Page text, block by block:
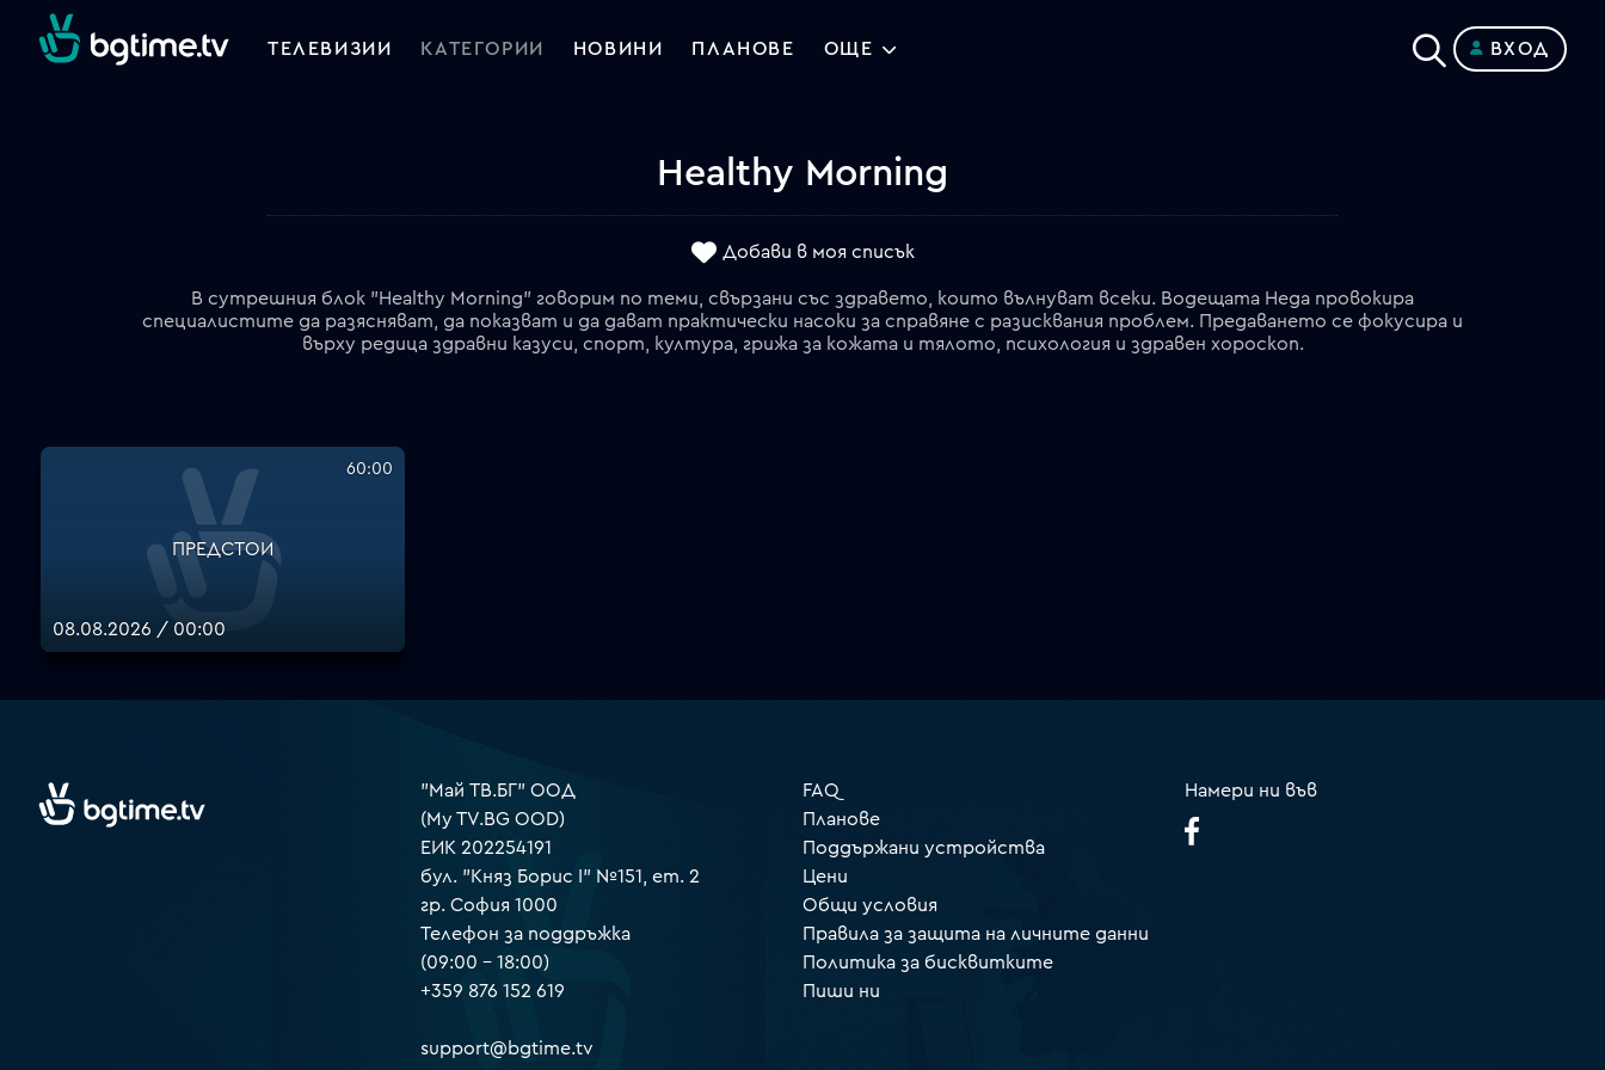
ТЕЛЕВИЗИИ КАТЕГОРИИ НОВИНИ ПЛАНОВЕ ОЩЕ ВХОД
Healthy Morning
Добави в моя списък
В сутрешния блок "Healthy Morning" говорим по теми, свързани със здравето, които вълнуват всеки. Водещата Неда провокира
специалистите да разясняват, да показват и да дават практически насоки за справяне с разисквания проблем. Предаването се фокусира и
върху редица здравни казуси, спорт, култура, грижа за кожата и тялото, психология и здравен хороскоп.
ПРЕДСТОИ
60:00
08.08.2026 / 00:00
"Май ТВ.БГ" ООД
(My TV.BG OOD)
ЕИК 202254191
бул. "Княз Борис I" №151, ет. 2
гр. София 1000
Телефон за поддръжка
(09:00 – 18:00)
+359 876 152 619
support@bgtime.tv
FAQ
Планове
Поддържани устройства
Цени
Общи условия
Правила за защита на личните данни
Политика за бисквитките
Пиши ни
Намери ни във